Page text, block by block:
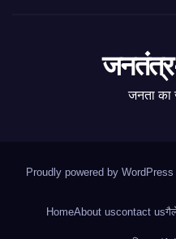
जनता का
Proudly powered by WordPress
HomeAbout uscontact us